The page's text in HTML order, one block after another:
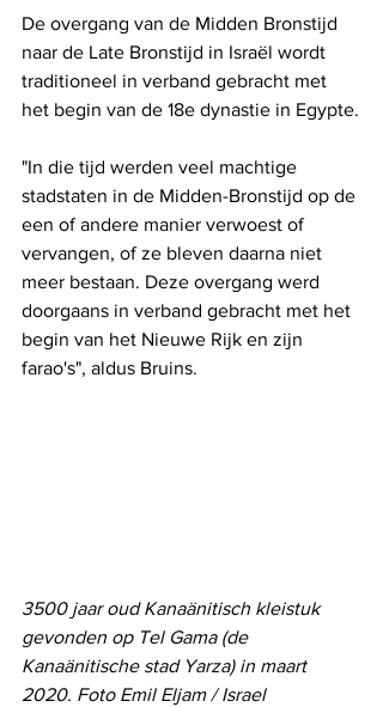
De overgang van de Midden Bronstijd
naar de Late Bronstijd in Israël wordt
traditioneel in verband gebracht met
het begin van de 18e dynastie in Egypte.
"In die tijd werden veel machtige
stadstaten in de Midden-Bronstijd op de
een of andere manier verwoest of
vervangen, of ze bleven daarna niet
meer bestaan. Deze overgang werd
doorgaans in verband gebracht met het
begin van het Nieuwe Rijk en zijn
farao's", aldus Bruins.
3500 jaar oud Kanaänitisch kleistuk
gevonden op Tel Gama (de
Kanaänitische stad Yarza) in maart
2020. Foto Emil Eljam / Israel